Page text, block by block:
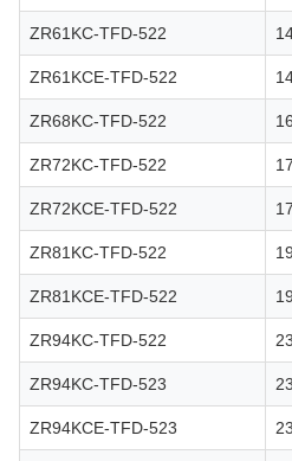
ZR61KC-TFD-522
ZR61KCE-TFD-522
ZR68KC-TFD-522
ZR72KC-TFD-522
ZR72KCE-TFD-522
ZR81KC-TFD-522
ZR81KCE-TFD-522
ZR94KC-TFD-522
ZR94KC-TFD-523
ZR94KCE-TFD-523